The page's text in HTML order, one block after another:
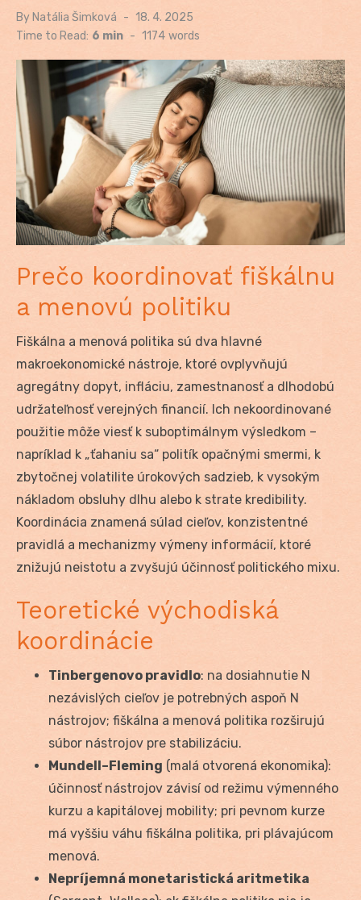
By Natália Šimková
Posted
on
18. 4. 2025
Time to Read: 6 min - 1174 words
Prečo koordinovať fiškálnu
a menovú politiku
Fiškálna a menová politika sú dva hlavné
makroekonomické nástroje, ktoré ovplyvňujú
agregátny dopyt, infláciu, zamestnanosť a dlhodobú
udržateľnosť verejných financií. Ich nekoordinované
použitie môže viesť k suboptimálnym výsledkom –
napríklad k „ťahaniu sa“ politík opačnými smermi, k
zbytočnej volatilite úrokových sadzieb, k vysokým
nákladom obsluhy dlhu alebo k strate kredibility.
Koordinácia znamená súlad cieľov, konzistentné
pravidlá a mechanizmy výmeny informácií, ktoré
znižujú neistotu a zvyšujú účinnosť politického mixu.
Teoretické východiská
koordinácie
Tinbergenovo pravidlo: na dosiahnutie N
nezávislých cieľov je potrebných aspoň N
nástrojov; fiškálna a menová politika rozširujú
súbor nástrojov pre stabilizáciu.
Mundell–Fleming (malá otvorená ekonomika):
účinnosť nástrojov závisí od režimu výmenného
kurzu a kapitálovej mobility; pri pevnom kurze
má vyššiu váhu fiškálna politika, pri plávajúcom
menová.
Nepríjemná monetaristická aritmetika